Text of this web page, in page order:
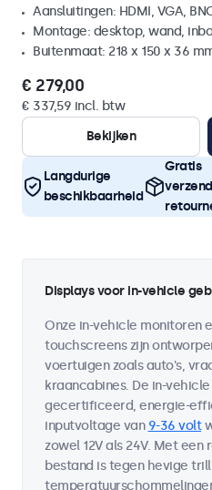
Aansluitingen: HDMI, VGA,
Montage: desktop, wand,
Buitenmaat: 218 x 150 x 36
€ 279,00
€ 337,59 incl. btw
Bekijken
Langdurige
beschikbaarheid
Gratis
Displays voor in-vehicle
Onze in-vehicle monitoren
touchscreens zijn
voertuigen zoals auto's,
kraancabines. De in-
gecertificeerd, energie-
inputvoltage van 9-36 volt
zowel 12V als 24V. Met
bestand is tegen hevige